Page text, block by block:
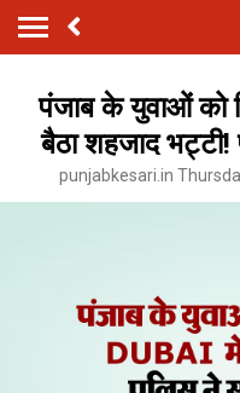
पंजाब के युवाओं को
बैठा शहजाद भट्टी!
punjabkesari.in